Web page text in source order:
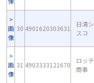
画
像
30 4901620303631
日清シ
スコ
画
像
31 4903333121670
ロッテ
商事